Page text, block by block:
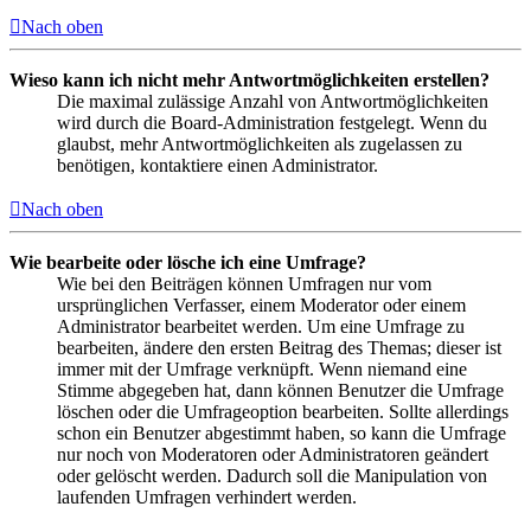
Nach oben
Wieso kann ich nicht mehr Antwortmöglichkeiten erstellen?
Die maximal zulässige Anzahl von Antwortmöglichkeiten
wird durch die Board-Administration festgelegt. Wenn du
glaubst, mehr Antwortmöglichkeiten als zugelassen zu
benötigen, kontaktiere einen Administrator.
Nach oben
Wie bearbeite oder lösche ich eine Umfrage?
Wie bei den Beiträgen können Umfragen nur vom
ursprünglichen Verfasser, einem Moderator oder einem
Administrator bearbeitet werden. Um eine Umfrage zu
bearbeiten, ändere den ersten Beitrag des Themas; dieser ist
immer mit der Umfrage verknüpft. Wenn niemand eine
Stimme abgegeben hat, dann können Benutzer die Umfrage
löschen oder die Umfrageoption bearbeiten. Sollte allerdings
schon ein Benutzer abgestimmt haben, so kann die Umfrage
nur noch von Moderatoren oder Administratoren geändert
oder gelöscht werden. Dadurch soll die Manipulation von
laufenden Umfragen verhindert werden.